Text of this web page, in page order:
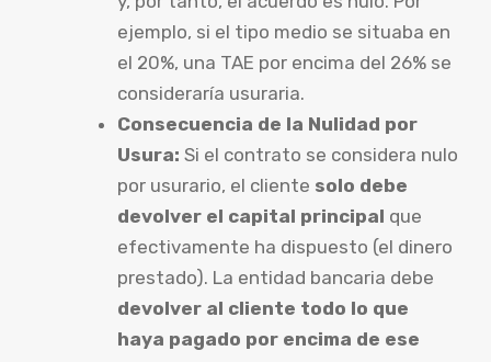
ejemplo, si el tipo medio se situaba en
el 20%, una TAE por encima del 26% se
consideraría usuraria.
Consecuencia de la Nulidad por
Usura: Si el contrato se considera nulo
por usurario, el cliente solo debe
devolver el capital principal que
efectivamente ha dispuesto (el dinero
prestado). La entidad bancaria debe
devolver al cliente todo lo que
haya pagado por encima de ese